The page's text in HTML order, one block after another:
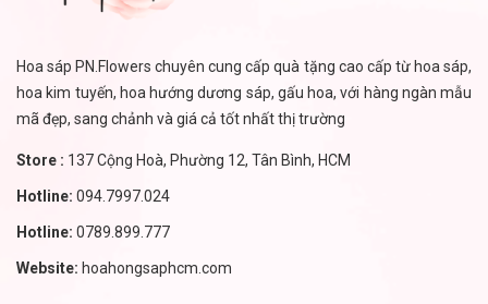
Hoa sáp PN.Flowers chuyên cung cấp quà tặng cao cấp từ hoa sáp,
hoa kim tuyến, hoa hướng dương sáp, gấu hoa, với hàng ngàn mẫu
mã đẹp, sang chảnh và giá cả tốt nhất thị trường
Store : 137 Cộng Hoà, Phường 12, Tân Bình, HCM
Hotline: 094.7997.024
Hotline: 0789.899.777
Website: hoahongsaphcm.com